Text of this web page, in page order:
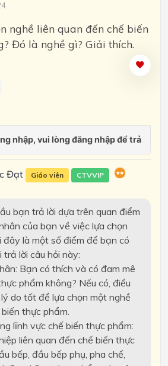
nghề liên quan đến chế biến
Đó là nghề gì? Giải thích.
Đạt Giáo viên CTVVIP
bạn trả lời dựa trên quan điểm
của bạn về việc lựa chọn
đây là một số điểm để bạn có
lời câu hỏi này:
Bạn có thích và có đam mê
phẩm không? Nếu có, điều
do tốt để lựa chọn một nghề
thực phẩm.
lĩnh vực chế biến thực phẩm:
liên quan đến chế biến thực
bếp, đầu bếp phụ, pha chế,